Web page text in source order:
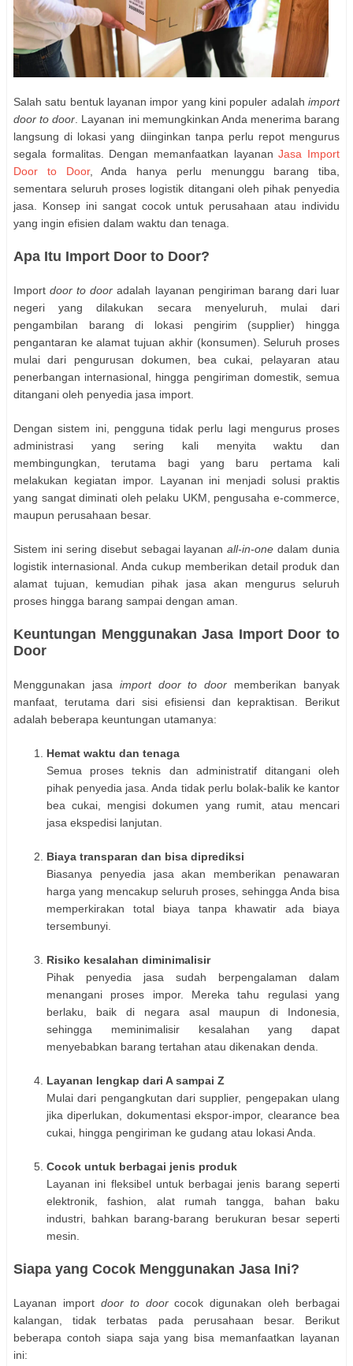
Salah satu bentuk layanan impor yang kini populer adalah import
door to door . Layanan ini memungkinkan Anda menerima barang
langsung di lokasi yang diinginkan tanpa perlu repot mengurus
segala formalitas. Dengan memanfaatkan layananJasa Import
Door to Door, Anda hanya perlu menunggu barang tiba,
sementara seluruh proses logistik ditangani oleh pihak penyedia
jasa. Konsep ini sangat cocok untuk perusahaan atau individu
yang ingin efisien dalam waktu dan tenaga.
Apa Itu Import Door to Door?
Importdoor to door adalah layanan pengiriman barang dari luar
negeri yang dilakukan secara menyeluruh, mulai dari
pengambilan barang di lokasi pengirim (supplier) hingga
pengantaran ke alamat tujuan akhir (konsumen). Seluruh proses
mulai dari pengurusan dokumen, bea cukai, pelayaran atau
penerbangan internasional, hingga pengiriman domestik, semua
ditangani oleh penyedia jasa import.
Dengan sistem ini, pengguna tidak perlu lagi mengurus proses
administrasi yang sering kali menyita waktu dan
membingungkan, terutama bagi yang baru pertama kali
melakukan kegiatan impor. Layanan ini menjadi solusi praktis
yang sangat diminati oleh pelaku UKM, pengusaha e-commerce,
maupun perusahaan besar.
Sistem ini sering disebut sebagai layananall-in-one dalam dunia
logistik internasional. Anda cukup memberikan detail produk dan
alamat tujuan, kemudian pihak jasa akan mengurus seluruh
proses hingga barang sampai dengan aman.
Keuntungan Menggunakan Jasa Import Door to
Door
Menggunakan jasa import door to door memberikan banyak
manfaat, terutama dari sisi efisiensi dan kepraktisan. Berikut
adalah beberapa keuntungan utamanya:
Hemat waktu dan tenaga
Semua proses teknis dan administratif ditangani oleh
pihak penyedia jasa. Anda tidak perlu bolak-balik ke kantor
bea cukai, mengisi dokumen yang rumit, atau mencari
jasa ekspedisi lanjutan.
Biaya transparan dan bisa diprediksi
Biasanya penyedia jasa akan memberikan penawaran
harga yang mencakup seluruh proses, sehingga Anda bisa
memperkirakan total biaya tanpa khawatir ada biaya
tersembunyi.
Risiko kesalahan diminimalisir
Pihak penyedia jasa sudah berpengalaman dalam
menangani proses impor. Mereka tahu regulasi yang
berlaku, baik di negara asal maupun di Indonesia,
sehingga meminimalisir kesalahan yang dapat
menyebabkan barang tertahan atau dikenakan denda.
Layanan lengkap dari A sampai Z
Mulai dari pengangkutan dari supplier, pengepakan ulang
jika diperlukan, dokumentasi ekspor-impor, clearance bea
cukai, hingga pengiriman ke gudang atau lokasi Anda.
Cocok untuk berbagai jenis produk
Layanan ini fleksibel untuk berbagai jenis barang seperti
elektronik, fashion, alat rumah tangga, bahan baku
industri, bahkan barang-barang berukuran besar seperti
mesin.
Siapa yang Cocok Menggunakan Jasa Ini?
Layanan import door to doorcocok digunakan oleh berbagai
kalangan, tidak terbatas pada perusahaan besar. Berikut
beberapa contoh siapa saja yang bisa memanfaatkan layanan
ini: